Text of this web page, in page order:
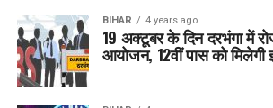
BIHAR 4 years ago
19 अक्टूबर के दिन दरभंगा में
आयोजन, 12वीं पास को